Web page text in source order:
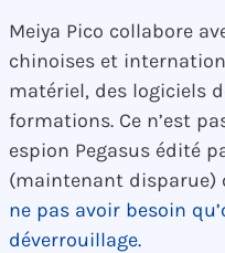
Meiya Pico collabore
chinoises et
matériel, des logiciels
formations. Ce n’est
espion Pegasus édité
(maintenant
ne pas avoir besoin
déverrouillage.